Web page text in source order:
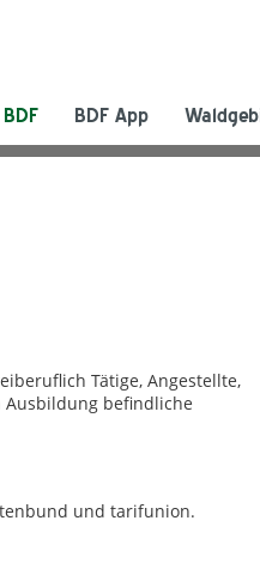
BDF App
Tätige, Angestellte,
befindliche
und tarifunion.